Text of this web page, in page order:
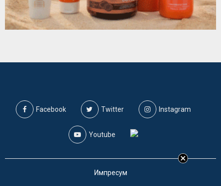
Facebook Twitter Instagram
Youtube
Импресум